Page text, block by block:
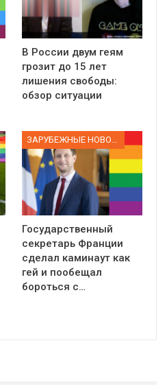
В России двум геям
грозит до 15 лет
лишения свободы:
обзор ситуации
Государственный
секретарь Франции
сделал каминаут как
гей и пообещал
бороться с…